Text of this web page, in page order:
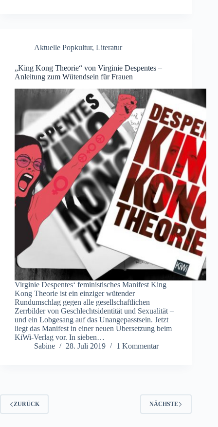
Aktuelle Popkultur, Literatur
„King Kong Theorie“ von Virginie Despentes –
Anleitung zum Wütendsein für Frauen
Virginie Despentes‘ feministisches Manifest King
Kong Theorie ist ein einziger wütender
Rundumschlag gegen alle gesellschaftlichen
Zerrbilder von Geschlechtsidentität und Sexualität –
und ein Lobgesang auf das Unangepasstsein. Jetzt
liegt das Manifest in einer neuen Übersetzung beim
KiWi-Verlag vor. In sieben…
Sabine
28. Juli 2019 1 Kommentar
ZURÜCK NÄCHSTE